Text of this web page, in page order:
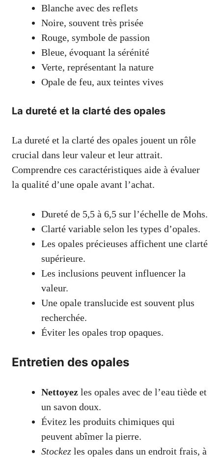
Blanche avec des reflets
Noire, souvent très prisée
Rouge, symbole de passion
Bleue, évoquant la sérénité
Verte, représentant la nature
Opale de feu, aux teintes vives
La dureté et la clarté des opales
La dureté et la clarté des opales jouent un rôle
crucial dans leur valeur et leur attrait.
Comprendre ces caractéristiques aide à évaluer
la qualité d’une opale avant l’achat.
Dureté de 5,5 à 6,5 sur l’échelle de Mohs.
Clarté variable selon les types d’opales.
Les opales précieuses affichent une clarté
supérieure.
Les inclusions peuvent influencer la
valeur.
Une opale translucide est souvent plus
recherchée.
Éviter les opales trop opaques.
Entretien des opales
Nettoyez les opales avec de l’eau tiède et
un savon doux.
Évitez les produits chimiques qui
peuvent abîmer la pierre.
Stockez les opales dans un endroit frais, à